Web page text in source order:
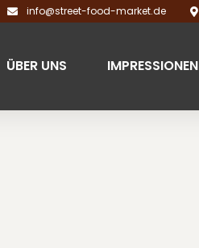
info@street-food-market.de
ÜBER UNS IMPRESSIONEN